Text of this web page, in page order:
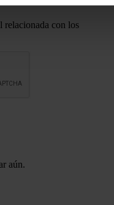
relacionada con los
aún.